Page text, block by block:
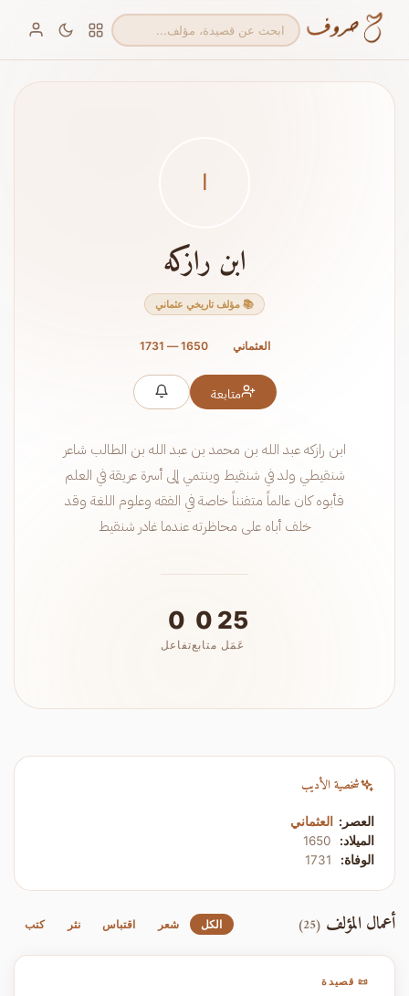
ا
ابن رازكه
📚 مؤلف تاريخي عثماني
العثماني 1650 — 1731
متابعة
ابن رازكه عبد الله بن محمد بن عبد الله بن الطالب شاعر
شنقيطي ولد في شنقيط وينتمي إلى أسرة عريقة في العلم
فأبوه كان عالماً متفنناً خاصة في الفقه وعلوم اللغة وقد
خلف أباه على محاظرته عندما غادر شنقيط
25
عَمَل
0
متابع
0
تفاعل
شخصية الأديب
العصر:
العثماني
الميلاد:
الوفاة:
أعمال المؤلف (25) الكل شعر اقتباس نثر كتب
📜 قصيدة